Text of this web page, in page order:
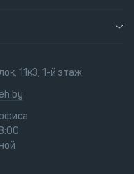
11к3, 1-й этаж